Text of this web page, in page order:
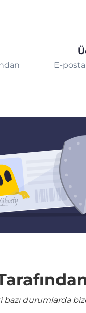
E-
durumlarda